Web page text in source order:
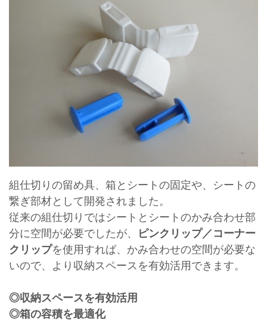
組仕切りの留め具、箱とシートの固定や、シートの
繋ぎ部材として開発されました。
従来の組仕切りではシートとシートのかみ合わせ部
分に空間が必要でしたが、
ピンクリップ／コーナー
クリップを使用すれば、かみ合わせの空間が必要な
いので、より収納スペースを有効活用できます。
◎収納スペースを有効活用
◎箱の容積を最適化